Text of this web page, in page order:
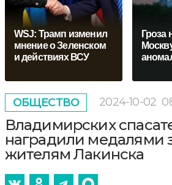
WSJ: Трамп изменил
мнение о Зеленском
и действиях ВСУ
Гроза
ОБЩЕСТВО 2024-10-02
Владимирских
наградили медалями
жителям Лакинска